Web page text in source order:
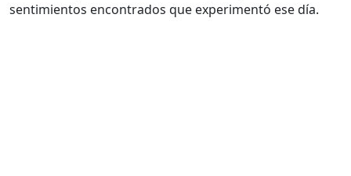
sentimientos encontrados que experimentó ese día.